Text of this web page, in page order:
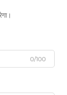
0/100